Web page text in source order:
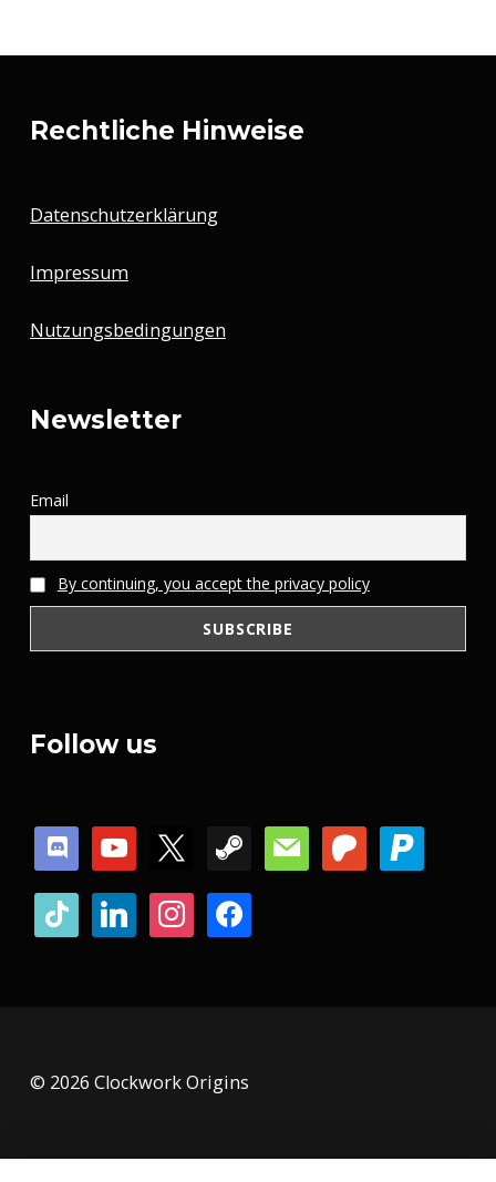
Rechtliche Hinweise
Datenschutzerklärung
Impressum
Nutzungsbedingungen
Newsletter
Email
By continuing, you accept the privacy policy
Follow us
discordyoutube mail patreonpaypal
tiktok linkedininstagramfacebook
© 2026 Clockwork Origins